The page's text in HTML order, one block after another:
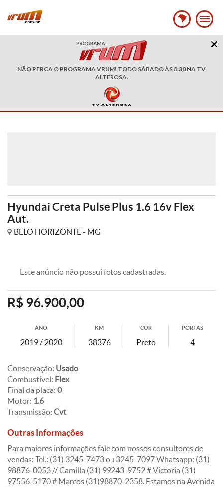
NÃO PERCA O PROGRAMA VRUM! TODO SÁBADO ÀS 8:30 NA TV
ALTEROSA.
Hyundai Creta Pulse Plus 1.6 16v Flex
Aut.
BELO HORIZONTE - MG
Este anúncio não possui fotos cadastradas.
R$ 96.900,00
ANO
2019 / 2020
KM
38376
COR
Preto
PORTAS
4
Conservação: Usado
Combustível: Flex
Final da placa: 0
Motor: 1.6
Transmissão: Cvt
Outras Informações
Para maiores informações fale com nossos consultores de
vendas: Tel.: (31) 3245-7473 ou 3245-7097 Whatsapp: (31)
98876-0053 // Camilla (31) 99243-9752 # Victoria (31)
97556-5170 # Marcos (31)98870-2358. Estamos na Avenida